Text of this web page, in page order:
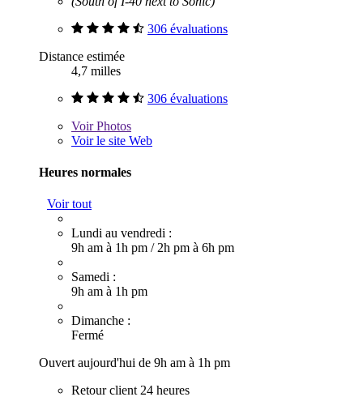
306 évaluations
Distance estimée
4,7 milles
306 évaluations
VoirPhotos
Voir le site Web
Heures normales
Voir tout
Lundi au vendredi :
9h am à 1h pm / 2h pm à 6h pm
Samedi :
9h am à 1h pm
Dimanche :
Fermé
Ouvert aujourd'hui de 9h am à 1h pm
Retour client 24 heures